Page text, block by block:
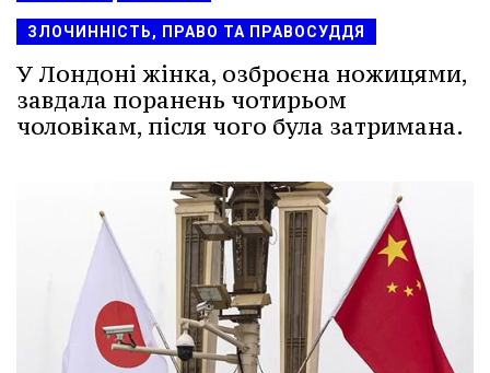
ЗЛОЧИННІСТЬ, ПРАВО ТА ПРАВОСУДДЯ
У Лондоні жінка, озброєна ножицями,
завдала поранень чотирьом
чоловікам, після чого була затримана.